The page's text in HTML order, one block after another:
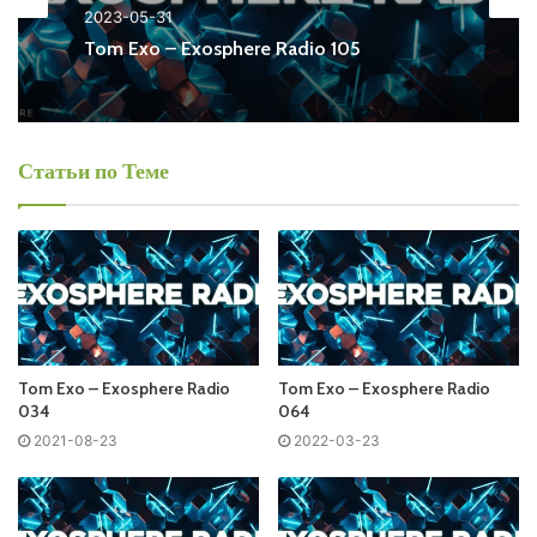
Ближайший эфир:
Слушай и добавляй плейлист VK:
Tracklist:
No playlist
/Deep In Thought/
02.Pierre Pienaar&Rob Dalby – Ascension /Flashover
2023-05-31
Tom Exo – Exosphere Radio 105
Статьи по Теме
Tom Exo – Exosphere Radio
034
2021-08-23
Tom Exo – Exosphere Radio
064
2022-03-23